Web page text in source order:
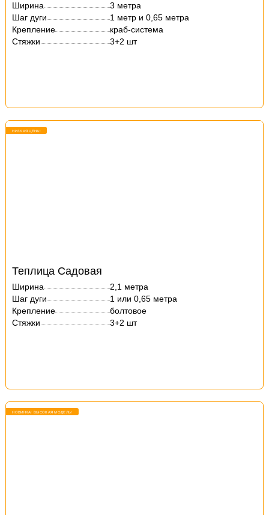
Ширина
3 метра
Шаг дуги
1 метр и 0,65 метра
Крепление
краб-система
Стяжки
3+2 шт
НИЗКАЯ ЦЕНА!
Теплица Садовая
Ширина
2,1 метра
Шаг дуги
1 или 0,65 метра
Крепление
болтовое
Стяжки
3+2 шт
НОВИНКА! ВЫСОКАЯ МОДЕЛЬ!